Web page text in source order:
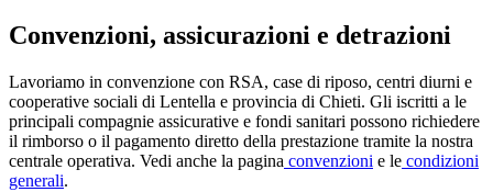
Convenzioni, assicurazioni e detrazioni
Lavoriamo in convenzione con RSA, case di riposo, centri diurni e
cooperative sociali di Lentella e provincia di Chieti. Gli iscritti a le
principali compagnie assicurative e fondi sanitari possono richiedere
il rimborso o il pagamento diretto della prestazione tramite la nostra
centrale operativa. Vedi anche la pagina convenzioni e le condizioni
generali.